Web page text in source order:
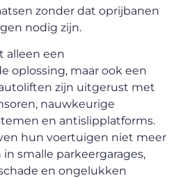
zonder dat oprijbanen
nodig zijn.
alleen een
oplossing, maar ook een
zijn uitgerust met
nauwkeurige
en antislipplatforms.
hun voertuigen niet meer
smalle parkeergarages,
en ongelukken